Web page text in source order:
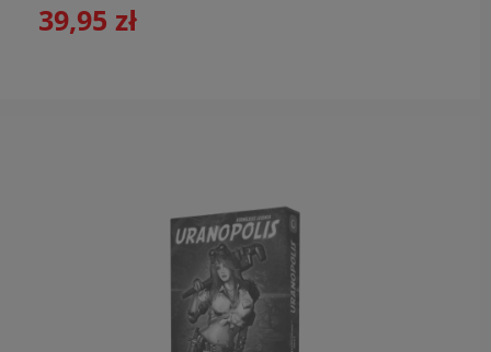
39,95 zł